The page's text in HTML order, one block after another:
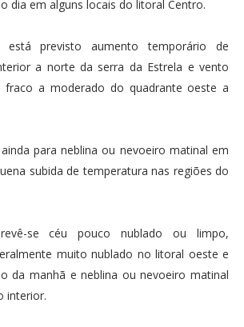
dia em alguns locais do litoral Centro.
previsto aumento temporário de
a norte da serra da Estrela e vento
fraco a moderado do quadrante oeste a
para neblina ou nevoeiro matinal em
subida de temperatura nas regiões do
se céu pouco nublado ou limpo,
muito nublado no litoral oeste e
da manhã e neblina ou nevoeiro matinal
interior.